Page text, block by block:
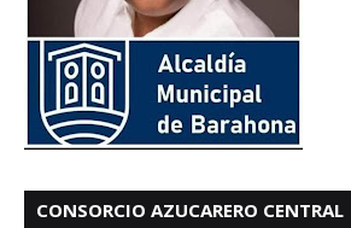
CONSORCIO AZUCARERO CENTRAL